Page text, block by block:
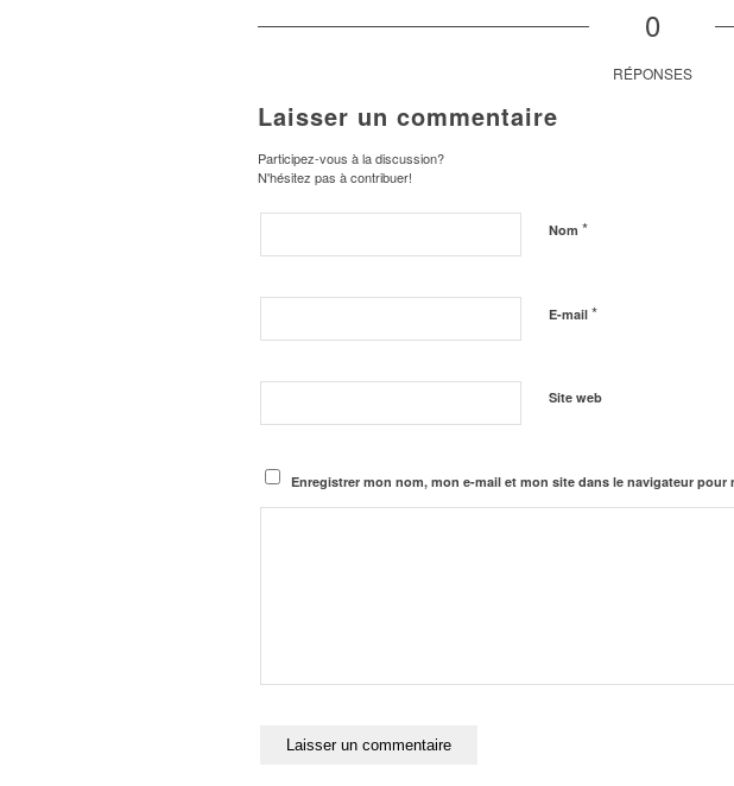
0
RÉPONSES
Laisser un commentaire
Participez-vous à la discussion?
N'hésitez pas à contribuer!
Nom *
E-mail *
Site web
Enregistrer mon nom, mon e-mail et mon site dans le navigateur pour